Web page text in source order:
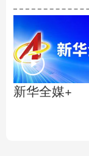
新华全媒+